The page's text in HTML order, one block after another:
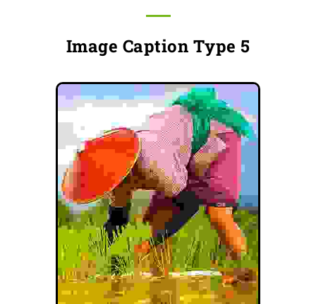
Image Caption Type 5